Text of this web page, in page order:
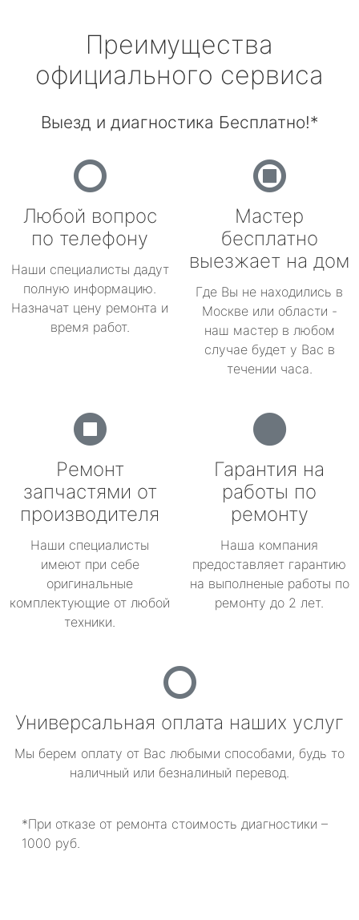
Преимущества
официального сервиса
Выезд и диагностика Бесплатно!*
Любой вопрос
по телефону
Наши специалисты дадут
полную информацию.
Назначат цену ремонта и
время работ.
Мастер
бесплатно
выезжает на дом
Где Вы не находились в
Москве или области -
наш мастер в любом
случае будет у Вас в
течении часа.
Ремонт
запчастями от
производителя
Наши специалисты
имеют при себе
оригинальные
комплектующие от любой
техники.
Гарантия на
работы по
ремонту
Наша компания
предоставляет гарантию
на выполненые работы по
ремонту до 2 лет.
Универсальная оплата наших услуг
Мы берем оплату от Вас любыми способами, будь то
наличный или безналиный перевод.
*При отказе от ремонта стоимость диагностики –
1000 руб.